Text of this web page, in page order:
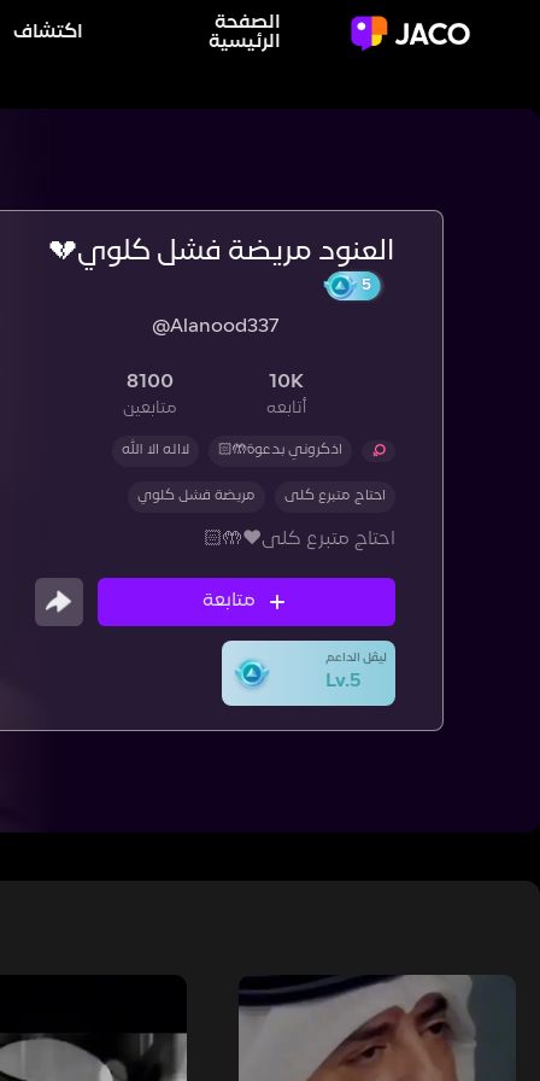
الصفحة
الرئيسية
اكتشاف
العنود مريضة فشل كلوي💔
@Alanood337
10K
أتابعه
8100
متابعين
اذكروني بدعوة🤲🏻 لااله الا الله
احتاج متبرع كلى مريضة فشل كلوي
احتاج متبرع كلى❤️🤲🏻
متابعة
ليڤل الداعم
Lv.5